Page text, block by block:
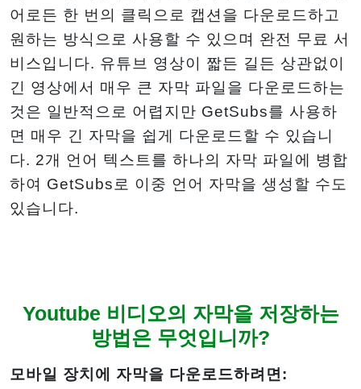
어로든 한 번의 클릭으로 캡션을 다운로드하고
원하는 방식으로 사용할 수 있으며 완전 무료 서
비스입니다. 유튜브 영상이 짧든 길든 상관없이
긴 영상에서 매우 큰 자막 파일을 다운로드하는
것은 일반적으로 어렵지만 GetSubs를 사용하
면 매우 긴 자막을 쉽게 다운로드할 수 있습니
다. 2개 언어 텍스트를 하나의 자막 파일에 병합
하여 GetSubs로 이중 언어 자막을 생성할 수도
있습니다.
Youtube 비디오의 자막을 저장하는
방법은 무엇입니까?
모바일 장치에 자막을 다운로드하려면: